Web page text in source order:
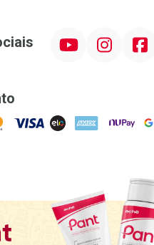
Instagram
VISA ELO AMEX NuPay
em Destaque